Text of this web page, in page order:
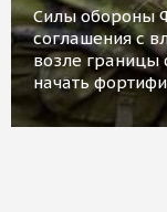
Силы обороны
соглашения с
возле границы
начать